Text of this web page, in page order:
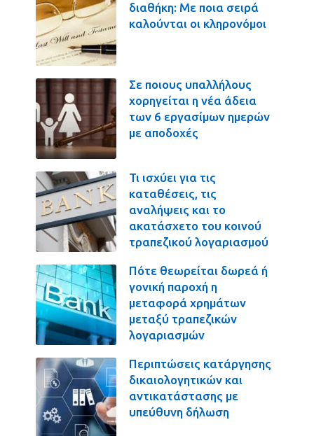
διαθήκη: Με ποια σειρά
καλούνται οι κληρονόμοι
Σε ποιους υπαλλήλους
χορηγείται η νέα άδεια
των 6 εργασίμων ημερών
με αποδοχές
Τι ισχύει για τις
καταθέσεις, τις
αναλήψεις και το
ακατάσχετο του κοινού
τραπεζικού λογαριασμού
Πότε θεωρείται δωρεά ή
γονική παροχή η
μεταφορά χρημάτων
μεταξύ τραπεζικών
λογαριασμών
Περιπτώσεις κατάργησης
δικαιολογητικών και
αντικατάστασης με
υπεύθυνη δήλωση